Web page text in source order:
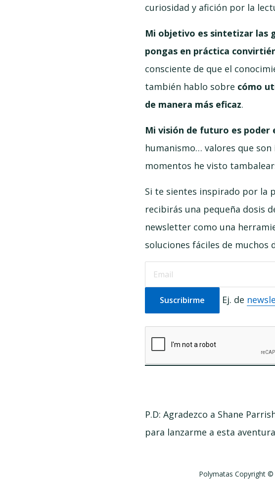
curiosidad y afición por la
Mi objetivo es sintetizar las
pongas en práctica
consciente de que el
también hablo sobre cómo
de manera más eficaz.
Mi visión de futuro es
humanismo… valores que
momentos he visto
Si te sientes inspirado por la
recibirás una pequeña dosis
newsletter como una
soluciones fáciles de muchos
Ej. de
P.D: Agradezco a Shane
para lanzarme a esta
Polymatas Copyright ©